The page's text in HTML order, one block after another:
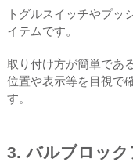
トグルスイッチやプッ
イテムです。
取り付け方が簡単であ
位置や表示等を目視で
す。
3. バルブロック